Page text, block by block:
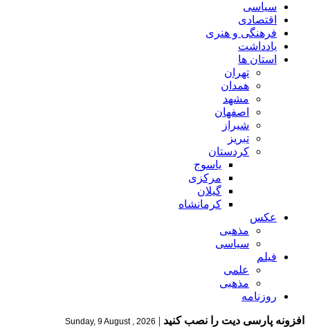
سیاسی
اقتصادی
فرهنگی و هنری
یادداشت
استان ها
تهران
همدان
مشهد
اصفهان
شیراز
تبریز
کردستان
یاسوج
مرکزی
گیلان
کرمانشاه
عکس
مذهبی
سیاسی
فیلم
علمی
مذهبی
روزنامه
افزونه پارسی دیت را نصب کنید |
Sunday, 9 August , 2026